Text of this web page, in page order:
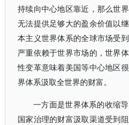
持续向中心地区靠近，那么世
无法提供足够大的盈余价值以
本主义世界体系的全球市场受
严重依赖于世界市场的，世界
性变革意味着美国等中心地区
界体系汲取全世界的财富。
一方面是世界体系的收缩
国家治理的财富汲取渠道受到